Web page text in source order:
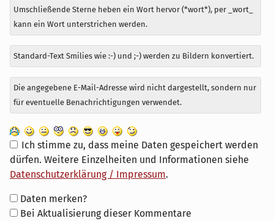
Umschließende Sterne heben ein Wort hervor (*wort*), per _wort_
kann ein Wort unterstrichen werden.
Standard-Text Smilies wie :-) und ;-) werden zu Bildern konvertiert.
Die angegebene E-Mail-Adresse wird nicht dargestellt, sondern nur
für eventuelle Benachrichtigungen verwendet.
Ich stimme zu, dass meine Daten gespeichert werden
dürfen. Weitere Einzelheiten und Informationen siehe
Datenschutzerklärung / Impressum.
Formular-
Optionen
Daten merken?
Bei Aktualisierung dieser Kommentare